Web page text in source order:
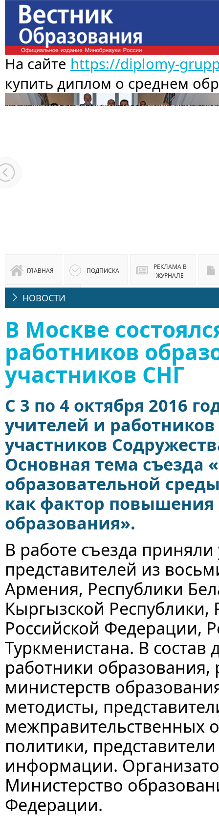
На сайте https://diplomy-
купить диплом о среднем
ГЛАВНАЯ ПОДПИСКА
РЕКЛАМА В
ЖУРНАЛЕ
ЮРИДИЧЕСКАЯ
НОВОСТИ
В Москве
работников
участников СНГ
C 3 по 4 октября 2016
учителей и
участников
Основная тема съезда
образовательной
как фактор повышения
образования».
В работе съезда
представителей из
Армения, Республики
Кыргызской
Российской Федерации,
Туркменистана. В
работники
министерств
методисты,
межправительственных
политики,
информации.
Министерство
Федерации.